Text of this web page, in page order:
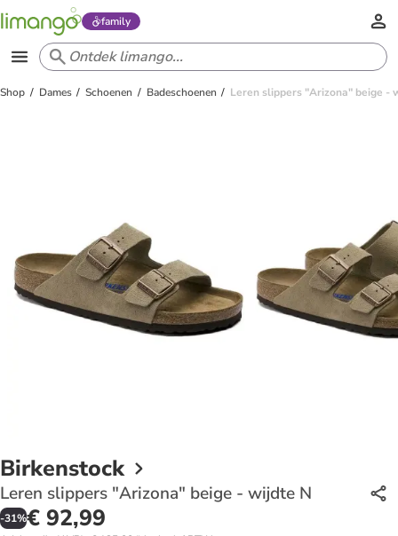
family
Shop Dames Schoenen Badeschoenen Leren slippers "Arizona" beige -
Birkenstock
Leren slippers "Arizona" beige - wijdte N
-31%€ 92,99